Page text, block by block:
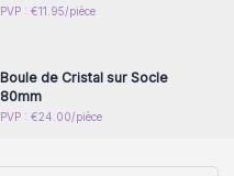
PVP : €11.95/pièce
Connectez-vous ou
Boule de Cristal sur Socle
80mm
PVP : €24.00/pièce